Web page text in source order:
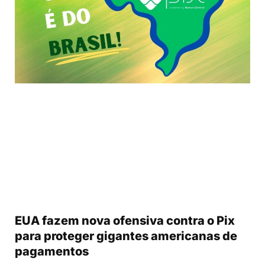
EUA fazem nova ofensiva contra o Pix
para proteger gigantes americanas de
pagamentos